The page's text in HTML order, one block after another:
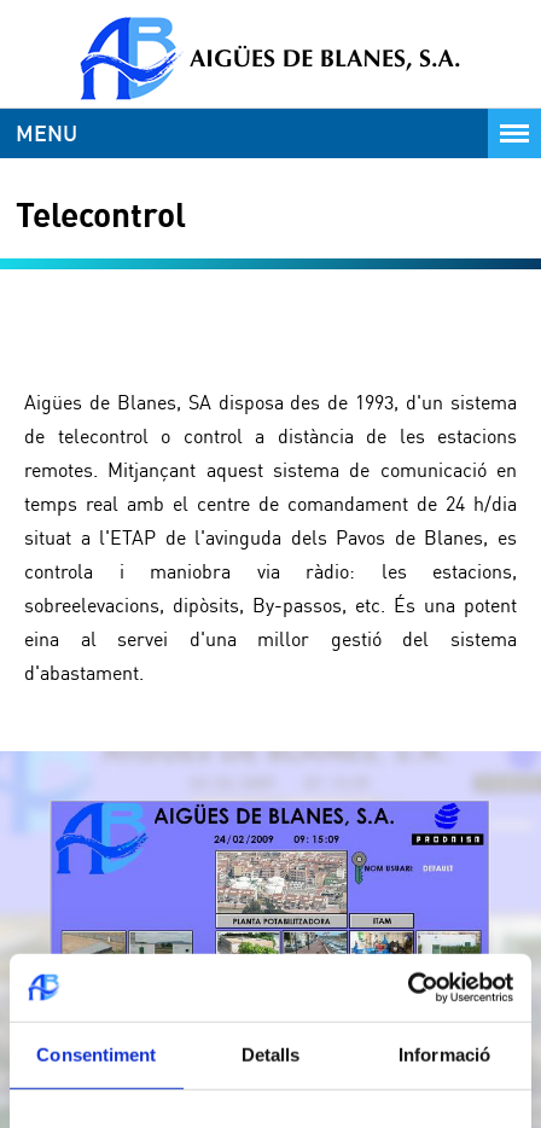
Consentiment Detalls Informació
MENU
Telecontrol
Aigües de Blanes, SA disposa des de 1993, d'un sistema
de telecontrol o control a distància de les estacions
remotes. Mitjançant aquest sistema de comunicació en
temps real amb el centre de comandament de 24 h/dia
situat a l'ETAP de l'avinguda dels Pavos de Blanes, es
controla i maniobra via ràdio: les estacions,
sobreelevacions, dipòsits, By-passos, etc. És una potent
eina al servei d'una millor gestió del sistema
d'abastament.